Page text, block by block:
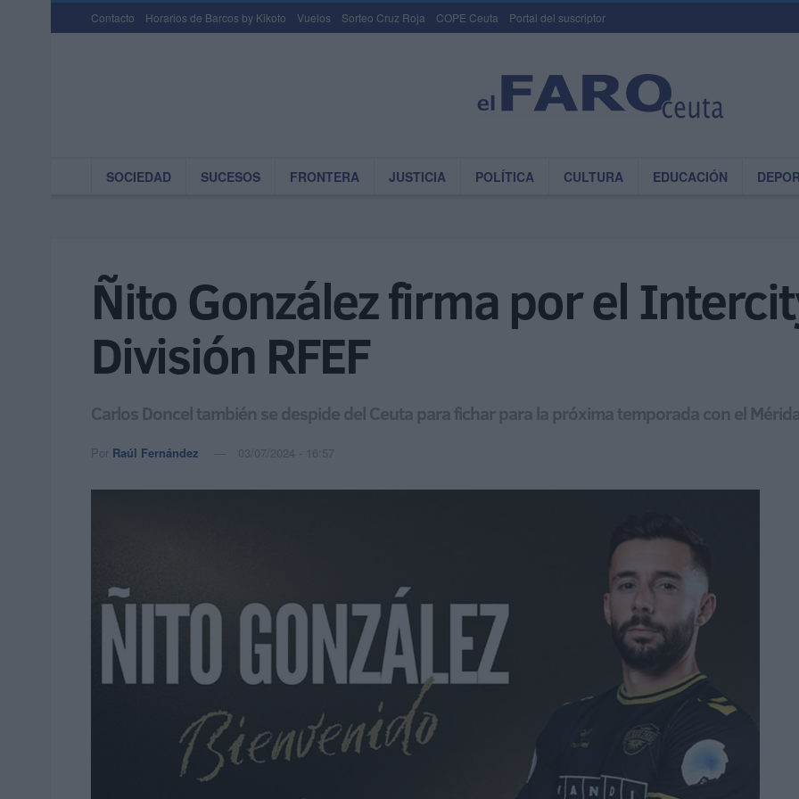
Contacto Horarios de Barcos by Kikoto Vuelos Sorteo Cruz Roja COPE Ceuta Portal del suscriptor
SOCIEDAD SUCESOS FRONTERA JUSTICIA POLÍTICA CULTURA EDUCACIÓN
Ñito González firma por el
División RFEF
Carlos Doncel también se despide del Ceuta para fichar para la próxima temporada con el
Por Raúl Fernández 03/07/2024 - 16:57